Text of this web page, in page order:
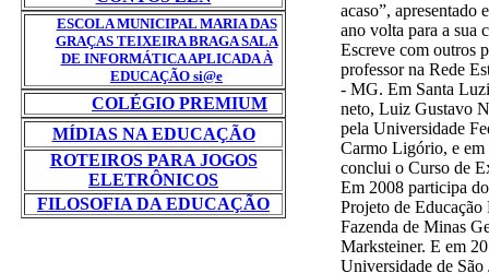
ESCOLA MUNICIPAL MARIA DAS
GRAÇAS TEIXEIRA BRAGA SALA
DE INFORMÁTICA APLICADA À
EDUCAÇÃO si@e
COLÉGIO PREMIUM
MÍDIAS NA EDUCAÇÃO
ROTEIROS PARA JOGOS
ELETRÔNICOS
FILOSOFIA DA EDUCAÇÃO
acaso”,
ano volta para a sua
Escreve com outros
professor na Rede
- MG. Em Santa
neto, Luiz Gustavo
pela Universidade
Carmo Ligório, e em
conclui o Curso de
Em 2008 participa
Projeto de
Fazenda de Minas
Marksteiner. E em
Universidade de